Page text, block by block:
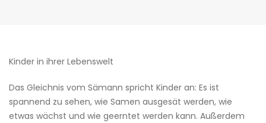
Kinder in ihrer Lebenswelt
Das Gleichnis vom Sämann spricht Kinder an: Es ist
spannend zu sehen, wie Samen ausgesät werden, wie
etwas wächst und wie geerntet werden kann. Außerdem